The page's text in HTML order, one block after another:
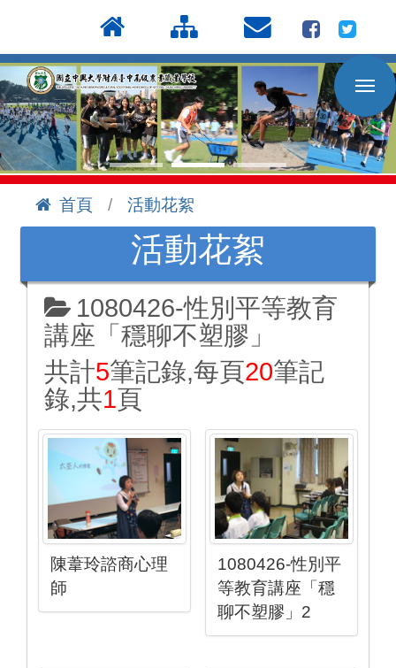
到
主
要
內
容
區
首頁
活動花絮
活動花絮
1080426-性別平等教育
講座「穩聊不塑膠」
共計5筆記錄,每頁20筆記
錄,共1頁
陳葦玲諮商心理
師
1080426-性別平
等教育講座「穩
聊不塑膠」2